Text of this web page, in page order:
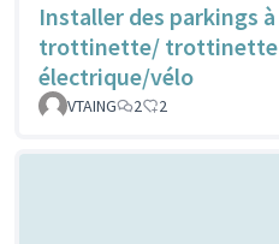
Installer des parkings à
trottinette/ trottinette
électrique/vélo
VTAING 2 2